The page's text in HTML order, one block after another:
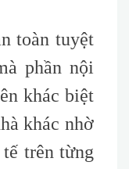
toàn tuyệt
phần nội
khác biệt
khác nhờ
trên từng